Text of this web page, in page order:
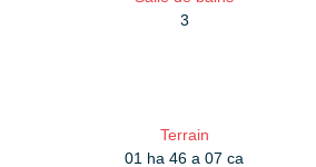
3
Terrain
01 ha 46 a 07 ca